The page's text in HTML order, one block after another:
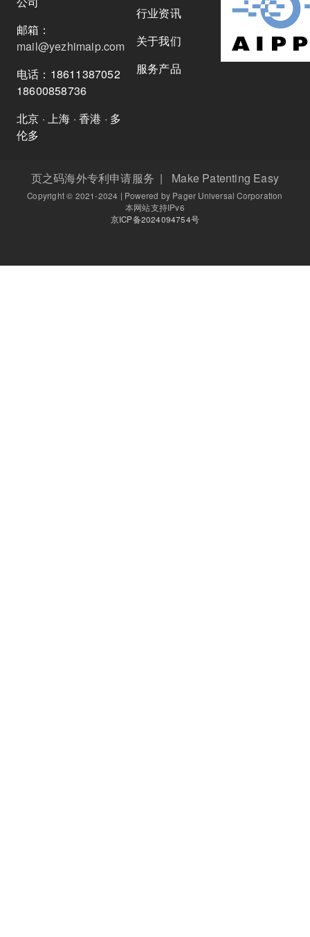
邮箱：
mail@yezhimaip.com
电话：18611387052
18600858736
北京 · 上海 · 香港 · 多
伦多
行业资讯
关于我们
服务产品
页之码海外专利申请服务 | Make Patenting Easy
Copyright © 2021-2024 | Powered by Pager Universal Corporation
本网站支持IPv6
京ICP备2024094754号